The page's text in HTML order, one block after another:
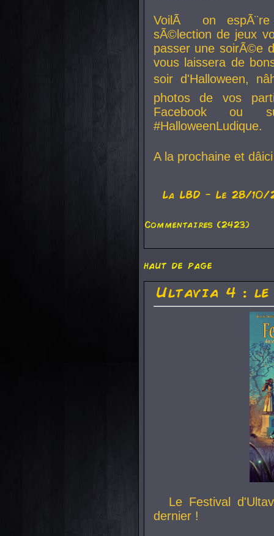
VoilÃ on
sÃ©lection de jeux
passer une soirÃ©e
vous laissera de
soir d'Halloween,
photos de vos
Facebook ou
#HalloweenLudique.
A la prochaine et
La LBD - Le 28/10/
Commentaires (2423)
haut de page
Ultavia 4 :
Le Festival
dernier !